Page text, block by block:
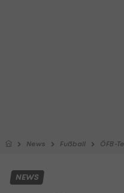
News Fußball ÖFB-
NEWS